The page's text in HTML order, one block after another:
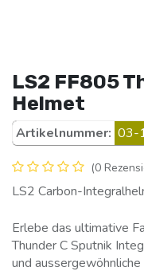
LS2 FF805
Helmet
Artikelnummer: 03-
(0
LS2 Carbon-
Erlebe das ultimative
Thunder C Sputnik
und